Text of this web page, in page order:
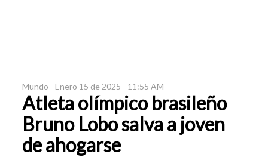
Mundo -Enero 15 de 2025 - 11:55 AM
Atleta olímpico brasileño
Bruno Lobo salva a joven
de ahogarse